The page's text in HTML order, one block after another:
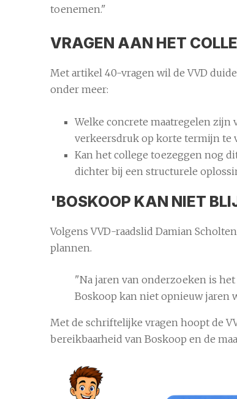
toenemen."
VRAGEN AAN HET
Met artikel 40-vragen wil de VVD
onder meer:
Welke concrete maatregelen
verkeersdruk op korte termijn te
Kan het college toezeggen nog
dichter bij een structurele
'BOSKOOP KAN NIET
Volgens VVD-raadslid Damian
plannen.
"Na jaren van onderzoeken is
Boskoop kan niet opnieuw jaren
Met de schriftelijke vragen hoopt de
bereikbaarheid van Boskoop en de